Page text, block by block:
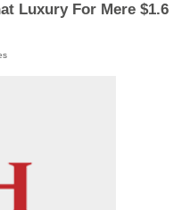
Luxury For Mere $1.6